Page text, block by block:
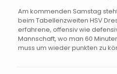
Am kommenden Samstag
beim Tabellenzweiten HSV
erfahrene, offensiv wie
Mannschaft, wo man 60
muss um wieder punkten zu